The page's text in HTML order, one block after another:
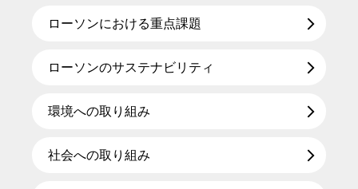
ローソンにおける重点課題
ローソンのサステナビリティ
環境への取り組み
社会への取り組み